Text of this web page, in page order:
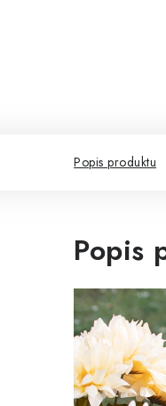
Popis produktu
Popis